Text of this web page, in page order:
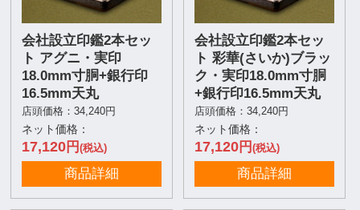
会社設立印鑑2本セッ
ト アグニ・実印
18.0mm寸胴+銀行印
16.5mm天丸
店頭価格：34,240円
ネット価格：
17,120円(税込)
商品詳細
会社設立印鑑2本セッ
ト 彩華(さいか)ブラッ
ク・実印18.0mm寸胴
+銀行印16.5mm天丸
店頭価格：34,240円
ネット価格：
17,120円 (税込)
商品詳細